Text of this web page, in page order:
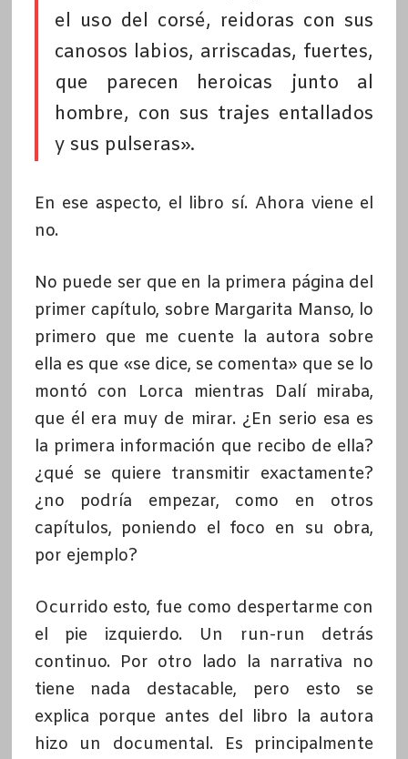
el uso del corsé, reidoras con sus
canosos labios, arriscadas, fuertes,
que parecen heroicas junto al
hombre, con sus trajes entallados
y sus pulseras».
En ese aspecto, el libro sí. Ahora viene el
no.
No puede ser que en la primera página del
primer capítulo, sobre Margarita Manso, lo
primero que me cuente la autora sobre
ella es que «se dice, se comenta» que se lo
montó con Lorca mientras Dalí miraba,
que él era muy de mirar. ¿En serio esa es
la primera información que recibo de ella?
¿qué se quiere transmitir exactamente?
¿no podría empezar, como en otros
capítulos, poniendo el foco en su obra,
por ejemplo?
Ocurrido esto, fue como despertarme con
el pie izquierdo. Un run-run detrás
continuo. Por otro lado la narrativa no
tiene nada destacable, pero esto se
explica porque antes del libro la autora
hizo un documental. Es principalmente